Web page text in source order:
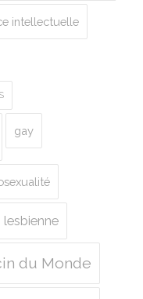
intellectuelle
gay
lesbienne
du Monde